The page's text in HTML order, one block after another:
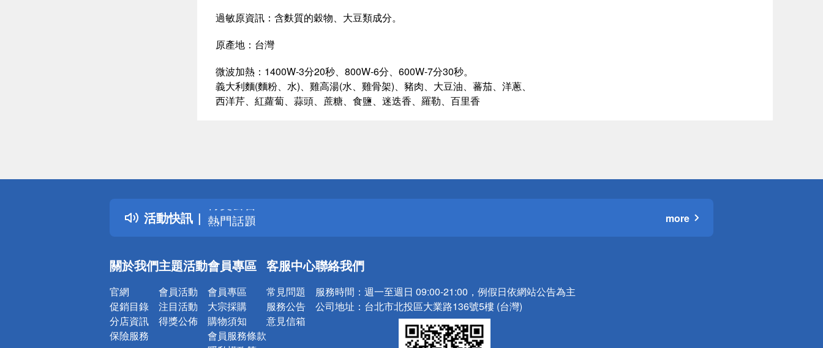
過敏原資訊：含麩質的穀物、大豆類成分。
原產地：台灣
微波加熱：1400W-3分20秒、800W-6分、600W-7分30秒。
義大利麵(麵粉、水)、雞高湯(水、雞骨架)、豬肉、大豆油、蕃茄、洋蔥、
西洋芹、紅蘿蔔、蒜頭、蔗糖、食鹽、迷迭香、羅勒、百里香
活動快訊
詐騙網頁！請小心！
得獎公告
熱門話題
銀行優惠
詐騙網頁！請小心！
more
關於我們
官網
促銷目錄
分店資訊
保險服務
主題活動
會員活動
注目活動
得獎公佈
會員專區
會員專區
大宗採購
購物須知
會員服務條款
客服中心
常見問題
服務公告
意見信箱
聯絡我們
服務時間： 週一至週日 09:00-21:00，例假日依網站公告為主
公司地址： 台北市北投區大業路136號5樓 (台灣)